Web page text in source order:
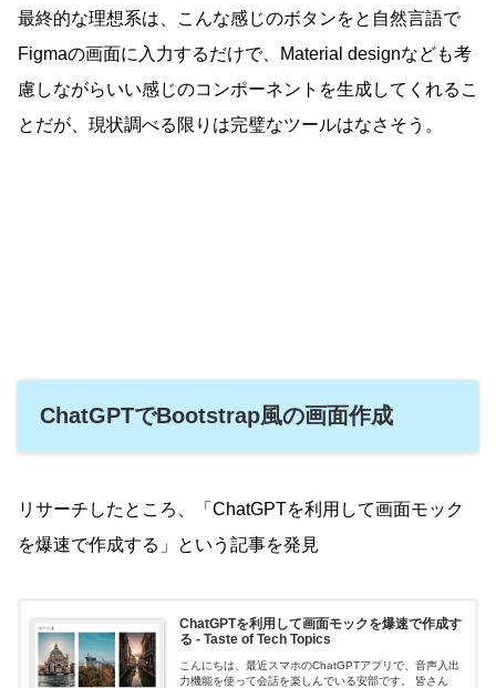
最終的な理想系は、こんな感じのボタンをと自然言語で
Figmaの画面に入力するだけで、Material designなども考
慮しながらいい感じのコンポーネントを生成してくれるこ
とだが、現状調べる限りは完璧なツールはなさそう。
ChatGPTでBootstrap風の画面作成
リサーチしたところ、「ChatGPTを利用して画面モック
を爆速で作成する」という記事を発見
ChatGPTを利用して画面モックを爆速で作成す
る - Taste of Tech Topics
こんにちは、最近スマホのChatGPTアプリで、音声入出
力機能を使って会話を楽しんでいる安部です。 皆さん